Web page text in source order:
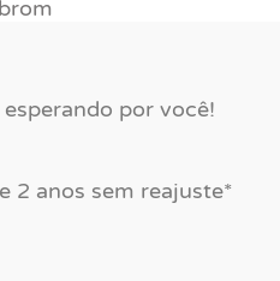
por você!
2 anos sem reajuste*